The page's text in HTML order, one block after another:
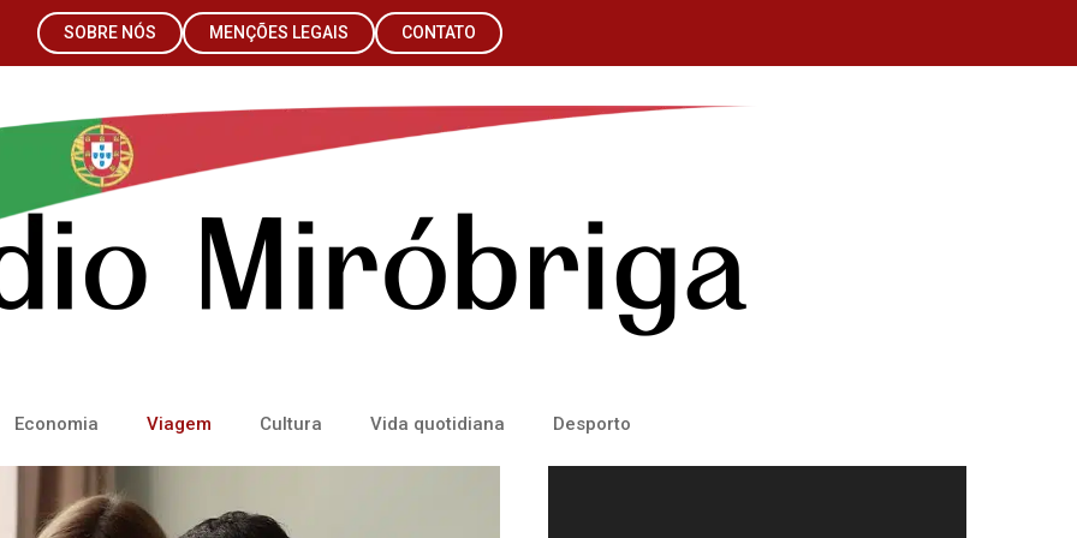
SOBRE NÓS MENÇÕES LEGAIS CONTATO
Economia Viagem Cultura Vida quotidiana Desporto